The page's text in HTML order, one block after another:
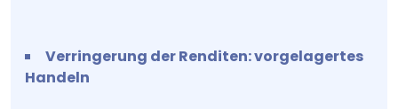
Verringerung der Renditen: vorgelagertes
Handeln